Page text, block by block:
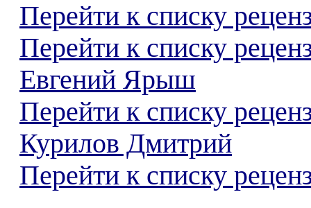
Перейти к списку
Перейти к списку
Евгений Ярыш
Перейти к списку
Курилов Дмитрий
Перейти к списку